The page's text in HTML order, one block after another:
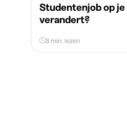
Studentenjob op je
verandert?
3 min. lezen